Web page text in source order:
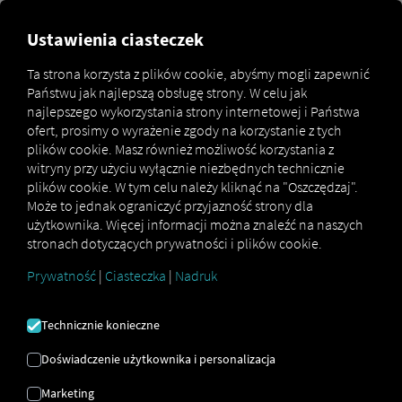
INSTRUKCJA
OBSŁUGI
W niniejszej instrukcji opisano konfigurację i użytkowanie
Order Communication w celu sprawnego zarządzania
zamówieniami, planowania tras i optymalizacji
komunikacji pomiędzy dyspozytorem a kierowcami.
Co jest potrzebne do Order Communication
używać?
Więc ty Order Communication Aby prawidłowo z niego
korzystać, należy wykonać następujące czynności:
Ustawienia ciasteczek
Ta strona korzysta z plików cookie, abyśmy mogli zapewnić
Państwu jak najlepszą obsługę strony. W celu jak
najlepszego wykorzystania strony internetowej i Państwa
ofert, prosimy o wyrażenie zgody na korzystanie z tych
plików cookie. Masz również możliwość korzystania z
witryny przy użyciu wyłącznie niezbędnych technicznie
plików cookie. W tym celu należy kliknąć na "Oszczędzaj".
Może to jednak ograniczyć przyjazność strony dla
użytkownika. Więcej informacji można znaleźć na naszych
stronach dotyczących prywatności i plików cookie.
Prywatność | Ciasteczka | Nadruk
Technicznie konieczne
Doświadczenie użytkownika i personalizacja
Marketing